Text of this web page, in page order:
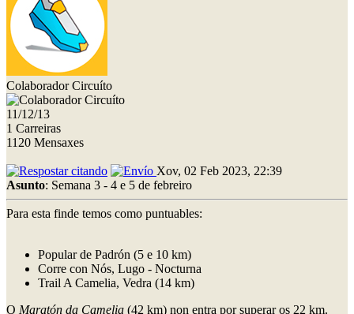
Colaborador Circuíto
11/12/13
1 Carreiras
1120 Mensaxes
Xov, 02 Feb 2023, 22:39
Asunto: Semana 3 - 4 e 5 de febreiro
Para esta finde temos como puntuables:
Popular de Padrón (5 e 10 km)
Corre con Nós, Lugo - Nocturna
Trail A Camelia, Vedra (14 km)
O Maratón da Camelia (42 km) non entra por superar os 22 km.